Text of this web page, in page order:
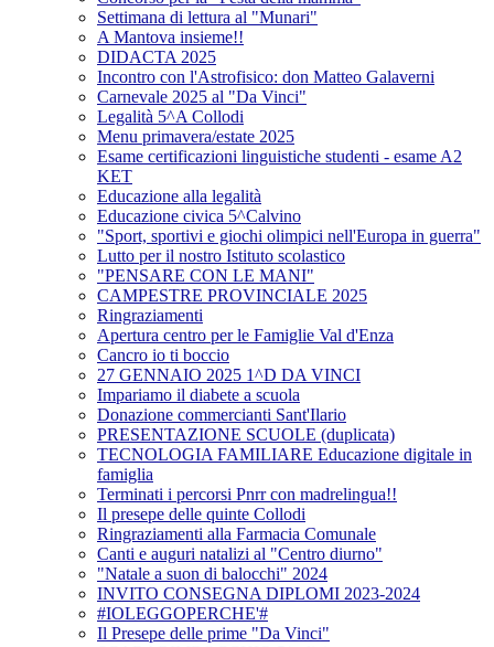
Settimana di lettura al "Munari"
A Mantova insieme!!
DIDACTA 2025
Incontro con l'Astrofisico: don Matteo Galaverni
Carnevale 2025 al "Da Vinci"
Legalità 5^A Collodi
Menu primavera/estate 2025
Esame certificazioni linguistiche studenti - esame A2
KET
Educazione alla legalità
Educazione civica 5^Calvino
"Sport, sportivi e giochi olimpici nell'Europa in guerra"
Lutto per il nostro Istituto scolastico
"PENSARE CON LE MANI"
CAMPESTRE PROVINCIALE 2025
Ringraziamenti
Apertura centro per le Famiglie Val d'Enza
Cancro io ti boccio
27 GENNAIO 2025 1^D DA VINCI
Impariamo il diabete a scuola
Donazione commercianti Sant'Ilario
PRESENTAZIONE SCUOLE (duplicata)
TECNOLOGIA FAMILIARE Educazione digitale in
famiglia
Terminati i percorsi Pnrr con madrelingua!!
Il presepe delle quinte Collodi
Ringraziamenti alla Farmacia Comunale
Canti e auguri natalizi al "Centro diurno"
"Natale a suon di balocchi" 2024
INVITO CONSEGNA DIPLOMI 2023-2024
#IOLEGGOPERCHE'#
Il Presepe delle prime "Da Vinci"